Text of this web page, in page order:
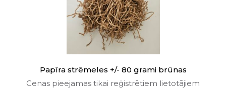
Papīra strēmeles +/- 80 grami brūnas
Cenas pieejamas tikai reģistrētiem lietotājiem